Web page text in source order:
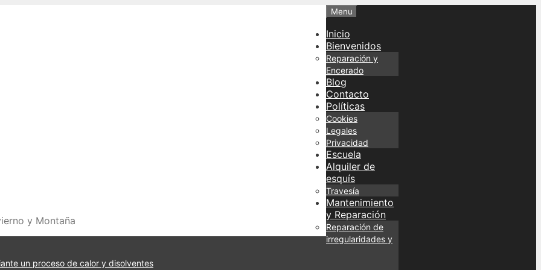
y Montaña
Menu
Inicio
Bienvenidos
Reparación y
Encerado
Blog
Contacto
Políticas
Cookies
Legales
Privacidad
Escuela
Alquiler de
esquís
Travesía
Mantenimiento
y Reparación
Reparación de
irregularidades y
un proceso de calor y disolventes